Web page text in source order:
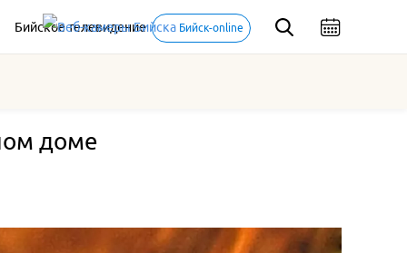
Бийское телевидение Бийск-online
доме